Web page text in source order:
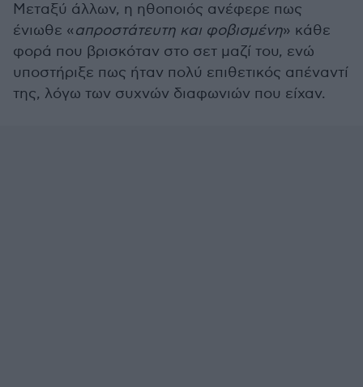
Μεταξύ άλλων, η ηθοποιός ανέφερε πως
ένιωθε «απροστάτευτη και φοβισμένη» κάθε
φορά που βρισκόταν στο σετ μαζί του, ενώ
υποστήριξε πως ήταν πολύ επιθετικός απέναντί
της, λόγω των συχνών διαφωνιών που είχαν.